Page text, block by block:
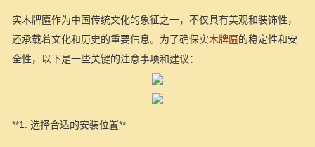
实木牌匾作为中国传统文化的象征之一，不仅具有美观和装饰性，
还承载着文化和历史的重要信息。为了确保实木牌匾的稳定性和安
全性，以下是一些关键的注意事项和建议：
**1. 选择合适的安装位置**